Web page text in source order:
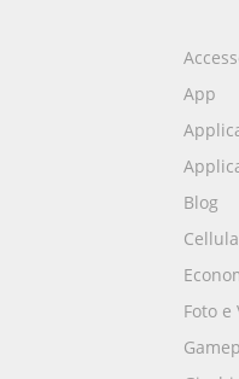
App
Blog
Foto e